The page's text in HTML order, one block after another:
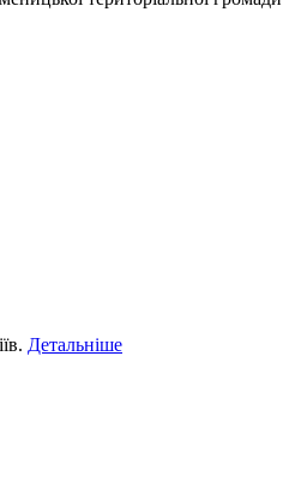
Детальніше